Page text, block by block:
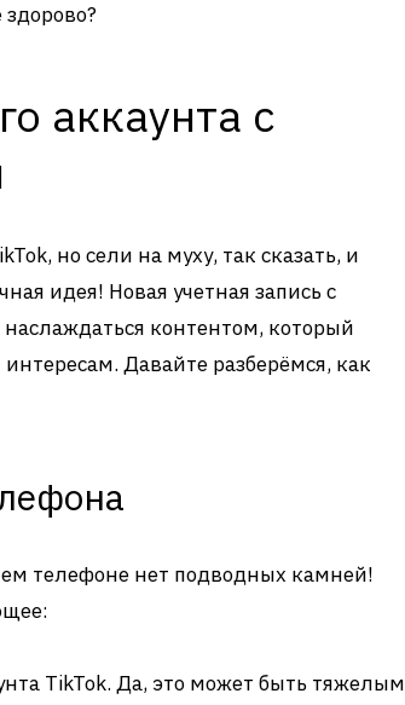
аккаунта с
но сели на муху, так сказать, и
идея! Новая учетная запись с
контентом, который
Давайте разберёмся, как
телефоне нет подводных камней!
TikTok. Да, это может быть тяжелым